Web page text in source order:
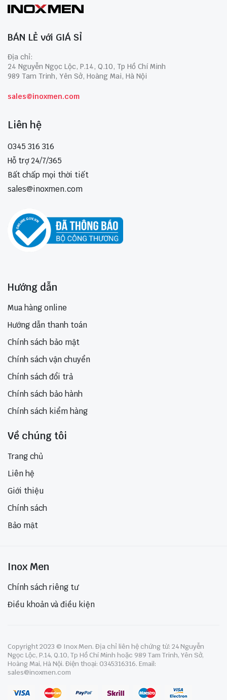
BÁN LẺ với GIÁ SỈ
Địa chỉ:
24 Nguyễn Ngọc Lộc, P.14, Q.10, Tp Hồ Chí Minh
989 Tam Trinh, Yên Sở, Hoàng Mai, Hà Nội
sales@inoxmen.com
Liên hệ
0345 316 316
Hỗ trợ 24/7/365
Bất chấp mọi thời tiết
sales@inoxmen.com
Hướng dẫn
Mua hàng online
Hướng dẫn thanh toán
Chính sách bảo mật
Chính sách vận chuyển
Chính sách đổi trả
Chính sách bảo hành
Chính sách kiểm hàng
Về chúng tôi
Trang chủ
Liên hệ
Giới thiệu
Chính sách
Bảo mật
Inox Men
Chính sách riêng tư
Điều khoản và điều kiện
Copyright 2023 © Inox Men. Địa chỉ liên hệ chứng từ: 24 Nguyễn
Ngọc Lộc, P.14, Q.10, Tp Hồ Chí Minh hoặc 989 Tam Trinh, Yên Sở,
Hoàng Mai, Hà Nội. Điện thoại: 0345316316. Email:
sales@inoxmen.com